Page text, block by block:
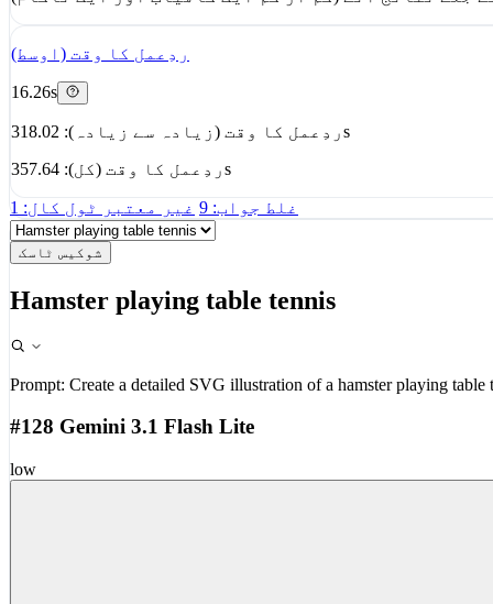
ردِعمل کا وقت (اوسط)
16.26s
ردِعمل کا وقت (زیادہ سے زیادہ): 318.02s
ردِعمل کا وقت (کل): 357.64s
غلط جواب: 9 غیر معتبر ٹول کال: 1
شوکیس ٹاسک
Hamster playing table tennis
Prompt: Create a detailed SVG illustration of a hamster playing table
#128 Gemini 3.1 Flash Lite
low